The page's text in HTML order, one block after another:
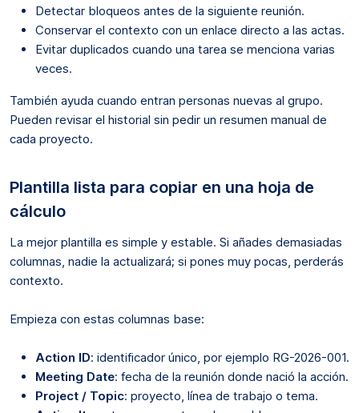
Detectar bloqueos antes de la siguiente reunión.
Conservar el contexto con un enlace directo a las actas.
Evitar duplicados cuando una tarea se menciona varias
veces.
También ayuda cuando entran personas nuevas al grupo.
Pueden revisar el historial sin pedir un resumen manual de
cada proyecto.
Plantilla lista para copiar en una hoja de
cálculo
La mejor plantilla es simple y estable. Si añades demasiadas
columnas, nadie la actualizará; si pones muy pocas, perderás
contexto.
Empieza con estas columnas base:
Action ID: identificador único, por ejemplo RG-2026-001.
Meeting Date: fecha de la reunión donde nació la acción.
Project / Topic: proyecto, línea de trabajo o tema.